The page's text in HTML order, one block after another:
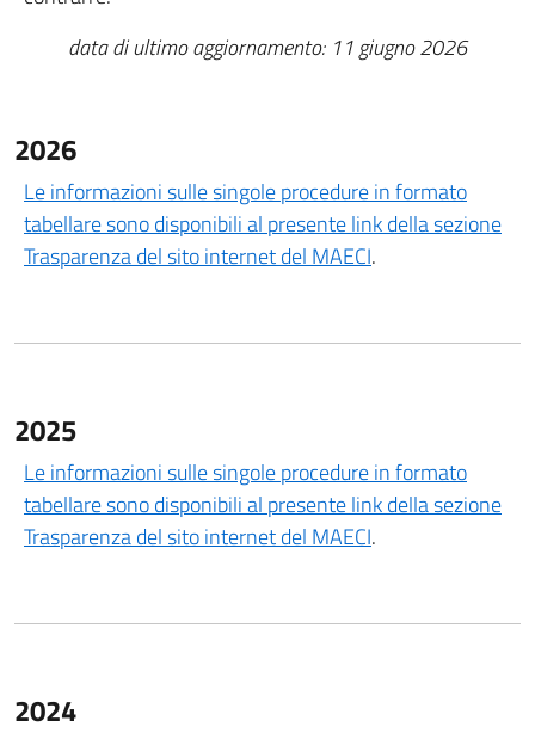
data di ultimo aggiornamento: 11 giugno 2026
2026
Le informazioni sulle singole procedure in formato
tabellare sono disponibili al presente link della sezione
Trasparenza del sito internet del MAECI.
2025
Le informazioni sulle singole procedure in formato
tabellare sono disponibili al presente link della sezione
Trasparenza del sito internet del MAECI.
2024